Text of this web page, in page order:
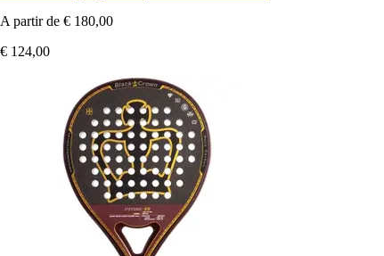
A partir de € 180,00
€ 124,00